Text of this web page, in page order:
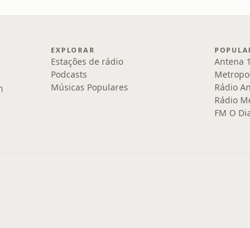
EXPLORAR
Estações de rádio
Podcasts
Músicas Populares
Antena 1
Rádio
Rádio
FM O